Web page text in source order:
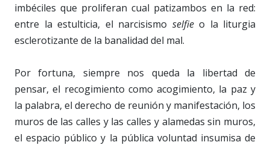
imbéciles que proliferan cual patizambos en la red:
entre la estulticia, el narcisismo selfieo la liturgia
esclerotizante de la banalidad del mal.
Por fortuna, siempre nos queda la libertad de
pensar, el recogimiento como acogimiento, la paz y
la palabra, el derecho de reunión y manifestación, los
muros de las calles y las calles y alamedas sin muros,
el espacio público y la pública voluntad insumisa de